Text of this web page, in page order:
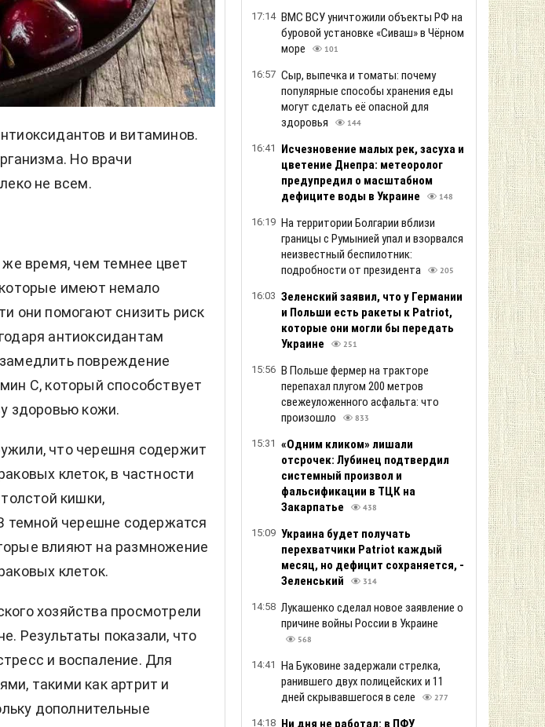
и витаминов.
Но врачи
не всем.
время, чем темнее цвет
имеют немало
они помогают снизить риск
антиоксидантам
повреждение
С, который способствует
здоровью кожи.
что черешня содержит
клеток, в частности
кишки,
темной черешне содержатся
влияют на размножение
клеток.
хозяйства просмотрели
Результаты показали, что
и воспаление. Для
такими как артрит и
дополнительные
17:14 ВМС ВСУ уничтожили объекты РФ на
буровой установке «Сиваш» в Чёрном
море
101
16:57 Сыр, выпечка и томаты: почему
популярные способы хранения еды
могут сделать её опасной для
здоровья
144
16:41
Исчезновение малых рек, засуха и
цветение Днепра: метеоролог
предупредил о масштабном
дефиците воды в Украине
148
16:19 На территории Болгарии вблизи
границы с Румынией упал и взорвался
неизвестный беспилотник:
подробности от президента
205
16:03 Зеленский заяв ил, что у Германии
и Польши есть ракеты к Patriot,
которые они могли бы передать
Украине
251
15:56 В Польше фермер на тракторе
перепахал плугом 200 метров
свежеуложенного асфальта: что
произошло
833
15:31 «Одним кликом» лишали
отсрочек: Лубинец подтвердил
системный произвол и
фальсификации в ТЦК на
Закарпатье
438
15:09 Украина будет получать
перехватчики Patriot каждый
месяц, но дефицит сохраняется, -
Зеленський
314
14:58 Лукашенко сделал новое заявление о
причине войны России в Украине
568
14:41 На Буковине задержали стрелка,
ранившего двух полицейских и 11
дней скрывавшегося в селе
277
14:18 Ни дня не работал: в ПФУ